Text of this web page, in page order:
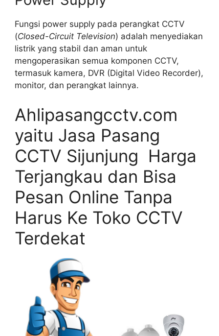
Fungsi power supply pada perangkat CCTV
(Closed-Circuit Television) adalah menyediakan
listrik yang stabil dan aman untuk
mengoperasikan semua komponen CCTV,
termasuk kamera, DVR (Digital Video Recorder),
monitor, dan perangkat lainnya.
Ahlipasangcctv.com
yaitu Jasa Pasang
CCTV Sijunjung Harga
Terjangkau dan Bisa
Pesan Online Tanpa
Harus Ke Toko CCTV
Terdekat